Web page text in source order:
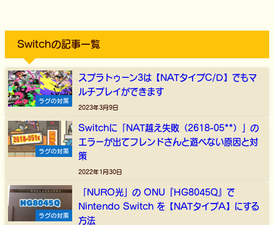
Switchの記事一覧
ラグの対策
スプラトゥーン3は【NATタイプC/D】でもマ
ルチプレイができます
2023年3月9日
ラグの対策
Switchに「NAT越え失敗（2618-05**）」の
エラーが出てフレンドさんと遊べない原因と対
策
2022年1月30日
ラグの対策
「NURO光」の ONU『HG8045Q』で
Nintendo Switch を【NATタイプA】にする
方法